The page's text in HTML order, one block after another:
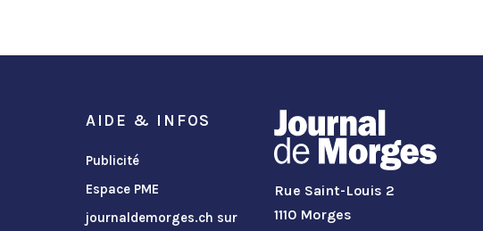
AIDE & INFOS
Publicité
Espace PME
journaldemorges.ch sur
Rue Saint-Louis 2
1110 Morges